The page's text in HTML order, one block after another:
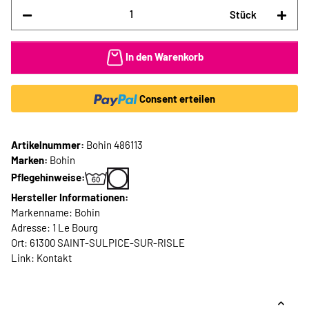
Stück
In den Warenkorb
Consent erteilen
Artikelnummer: Bohin 486113
Marken: Bohin
Pflegehinweise:
Hersteller Informationen:
Markenname: Bohin
Adresse: 1 Le Bourg
Ort: 61300 SAINT-SULPICE-SUR-RISLE
Link: Kontakt